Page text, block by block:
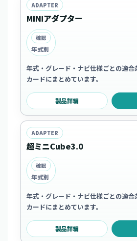
ADAPTER
MINIアダプター
確認
年式別
年式・グレード・ナビ仕様ごとの適
カードにまとめています。
製品詳細
ADAPTER
超ミニCube3.0
確認
年式別
年式・グレード・ナビ仕様ごとの適
カードにまとめています。
製品詳細